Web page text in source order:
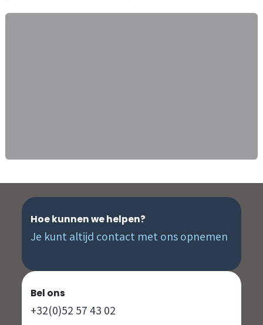
Hoe kunnen we helpen?
Je kunt altijd contact met ons opnemen
Bel ons
+32(0)52 57 43 02